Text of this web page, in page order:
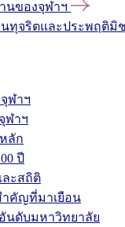
นของจุฬาฯ
นทุจริตและประพฤติมิ
ฬาฯ
ฬาฯ
ลัก
ปี
ะสถิติ
คัญที่มาเยือน
นดับมหาวิทยาลัย